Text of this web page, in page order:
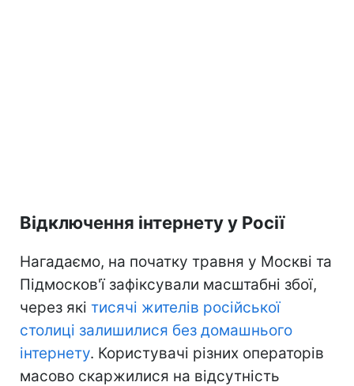
Відключення інтернету у Росії
Нагадаємо, на початку травня у Москві та
Підмосков'ї зафіксували масштабні збої,
через які тисячі жителів російської
столиці залишилися без домашнього
інтернету. Користувачі різних операторів
масово скаржилися на відсутність